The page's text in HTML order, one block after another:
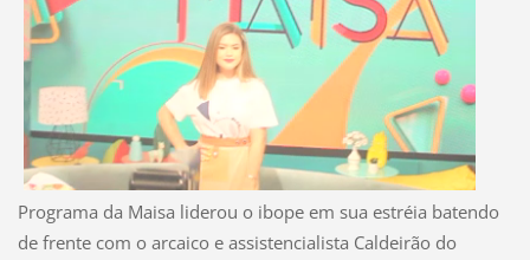
Programa da Maisa liderou o ibope em sua estréia batendo
de frente com o arcaico e assistencialista Caldeirão do